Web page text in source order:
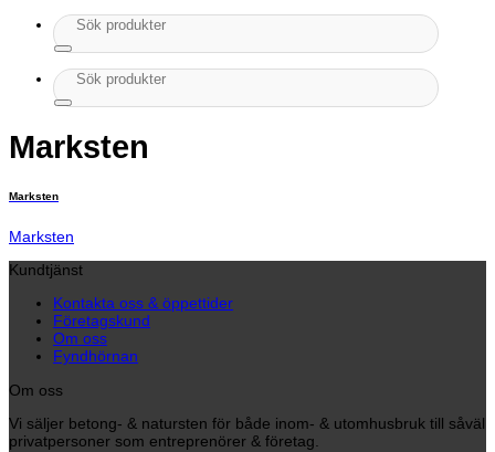
Sök
efter:
Sök
efter:
Marksten
Marksten
Marksten
Kundtjänst
Kontakta oss & öppettider
Företagskund
Om oss
Fyndhörnan
Om oss
Vi säljer betong- & natursten för både inom- & utomhusbruk till såväl
privatpersoner som entreprenörer & företag.